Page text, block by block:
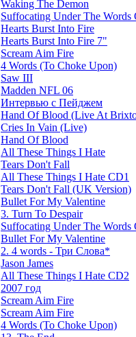
Waking The Demon
Suffocating Under The Words
Hearts Burst Into Fire
Hearts Burst Into Fire 7"
Scream Aim Fire
4 Words (To Choke Upon)
Saw III
Madden NFL 06
Интервью с Пейджем
Hand Of Blood (Live At
Cries In Vain (Live)
Hand Of Blood
All These Things I Hate
Tears Don't Fall
All These Things I Hate CD1
Tears Don't Fall (UK Version)
Bullet For My Valentine
3. Turn To Despair
Suffocating Under The Words
Bullet For My Valentine
2. 4 words - Три Слова*
Jason James
All These Things I Hate CD2
2007 год
Scream Aim Fire
Scream Aim Fire
4 Words (To Choke Upon)